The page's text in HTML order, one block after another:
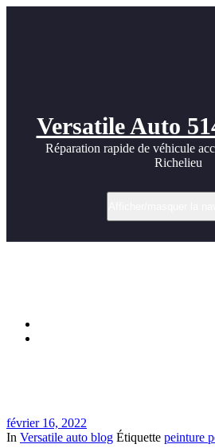
Versatile Auto
Réparation rapide de véhicule
Richelieu
février 16, 2022
In Versatile auto blog Étiquette peinture